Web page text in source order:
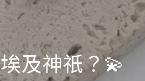
及神祇？💫